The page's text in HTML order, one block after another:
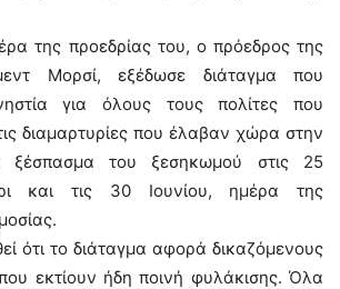
της προεδρίας του, ο πρόεδρος της
Μορσί, εξέδωσε διάταγμα που
για όλους τους πολίτες που
διαμαρτυρίες που έλαβαν χώρα στην
ξέσπασμα του ξεσηκωμού στις 25
και τις 30 Ιουνίου, ημέρα της
ότι το διάταγμα αφορά δικαζόμενους
εκτίουν ήδη ποινή φυλάκισης. Όλα